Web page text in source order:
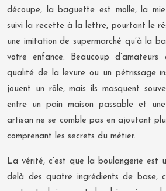
découpe, la baguette est molle, la
suivi la recette à la lettre, pourtant le
une imitation de supermarché qu’à la
votre enfance. Beaucoup
qualité de la levure ou un pétrissage
jouent un rôle, mais ils masquent
entre un pain maison passable et
artisan ne se comble pas en ajoutant
comprenant les secrets du métier.
La vérité, c’est que la boulangerie est
delà des quatre ingrédients de base,